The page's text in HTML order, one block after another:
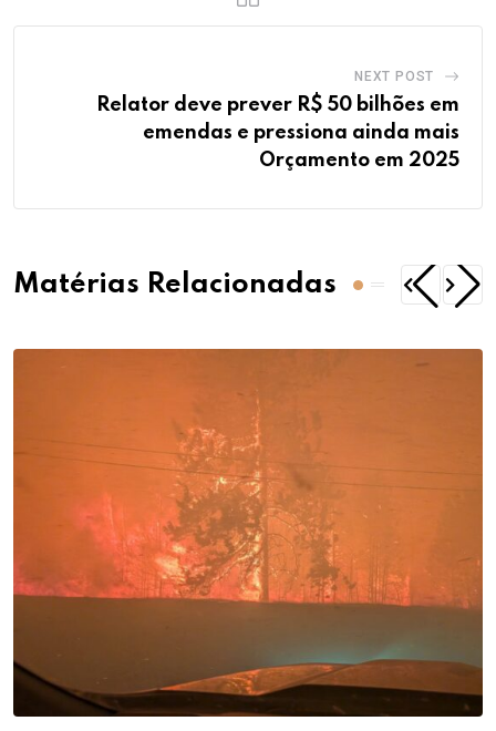
NEXT POST
Relator deve prever R$ 50 bilhões em
emendas e pressiona ainda mais
Orçamento em 2025
Matérias Relacionadas